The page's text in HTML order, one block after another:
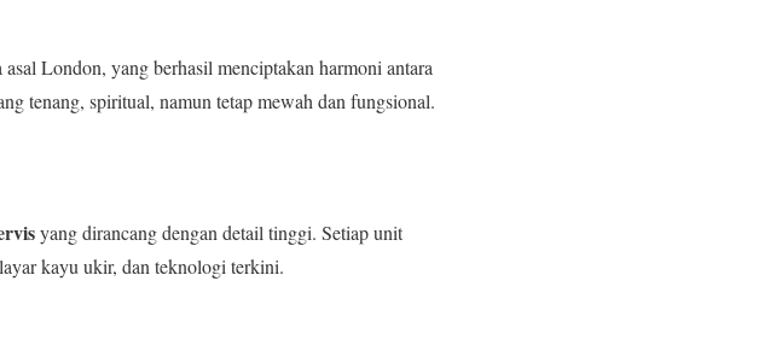
London, yang berhasil menciptakan harmoni antara
tenang, spiritual, namun tetap mewah dan fungsional.
yang dirancang dengan detail tinggi. Setiap unit
kayu ukir, dan teknologi terkini.